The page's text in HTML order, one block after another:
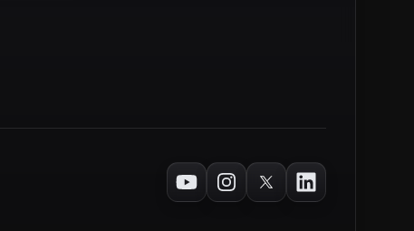
YoutubeInstagramTwitterLinkedIn